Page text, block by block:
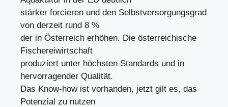
stärker forcieren und den Selbstversorgungsgrad
von derzeit rund 8 %
der in Österreich erhöhen. Die österreichische
Fischereiwirtschaft
produziert unter höchsten Standards und in
hervorragender Qualität.
Das Know-how ist vorhanden, jetzt gilt es, das
Potenzial zu nutzen